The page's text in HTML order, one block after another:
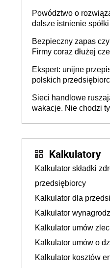
Powództwo o
dalsze istnienie
Bezpieczny zapas
Firmy coraz dłużej
Ekspert: unijne
polskich
Sieci handlowe
wakacje. Nie chodzi
Kalkulatory
Kalkulator składki
przedsiębiorcy
Kalkulator dla
Kalkulator
Kalkulator umów
Kalkulator umów o
Kalkulator kosztów